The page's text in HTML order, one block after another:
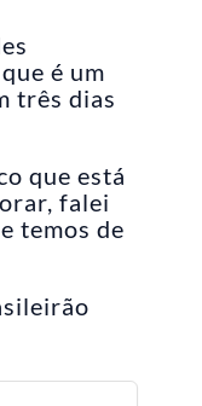
é um
três dias
que está
falei
temos de